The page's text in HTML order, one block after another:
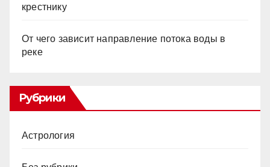
крестнику
От чего зависит направление потока воды в
реке
Рубрики
Астрология